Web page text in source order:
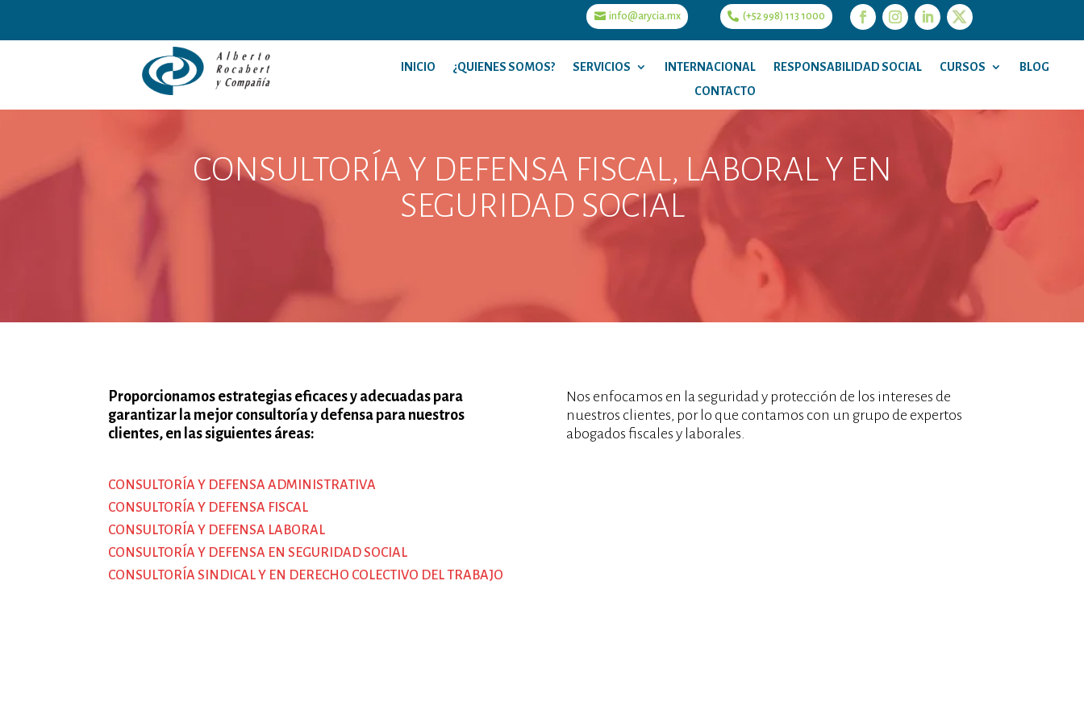
info@arycia.mx (+52 998) 113 1000
INICIO ¿QUIENES SOMOS? SERVICIOS INTERNACIONAL RESPONSABILIDAD SOCIAL CURSOS
BLOG
CONTACTO
CONSULTORÍA Y DEFENSA FISCAL, LABORAL Y EN
SEGURIDAD SOCIAL
Proporcionamos estrategias eficaces y adecuadas para
garantizar la mejor consultoría y defensa para nuestros
clientes, en las siguientes áreas:
CONSULTORÍA Y DEFENSA ADMINISTRATIVA
CONSULTORÍA Y DEFENSA FISCAL
CONSULTORÍA Y DEFENSA LABORAL
CONSULTORÍA Y DEFENSA EN SEGURIDAD SOCIAL
CONSULTORÍA SINDICAL Y EN DERECHO COLECTIVO DEL TRABAJO
Nos enfocamos en la seguridad y protección de los intereses de
nuestros clientes, por lo que contamos con un grupo de expertos
abogados fiscales y laborales.